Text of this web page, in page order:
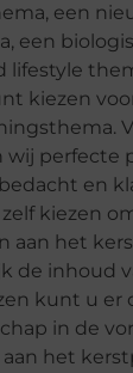
een
een
lifestyle
kiezen
wij perfecte
en
kiezen
aan het
de inhoud
kunt u er
in de
het